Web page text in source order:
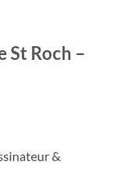
St Roch –
&